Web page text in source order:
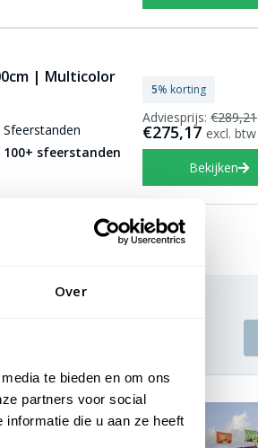
Over
te bieden en om ons
partners voor social
die u aan ze heeft
| Multicolor
Sfeerstanden
100+ sfeerstanden
5% korting
Adviesprijs: €289,21
€275,17 excl. btw
Bekijken
uitstraling